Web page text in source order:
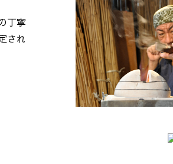
丁寧
され